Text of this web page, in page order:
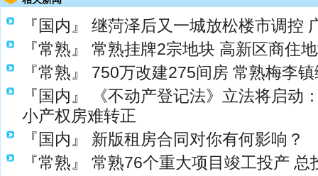
『国内』
继菏泽后又一城放松楼市调控
『常熟』
常熟挂牌2宗地块 高新区商住
『常熟』
750万改建275间房 常熟梅李
『国内』
《不动产登记法》立法将启动
小产权房难转正
『国内』
新版租房合同对你有何影响？
『常熟』
常熟76个重大项目竣工投产 总